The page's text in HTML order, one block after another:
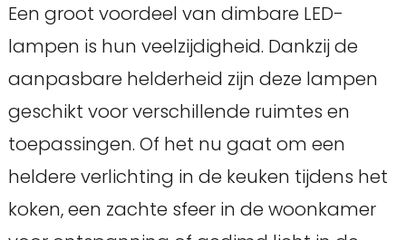
Een groot voordeel van dimbare LED-
lampen is hun veelzijdigheid. Dankzij de
aanpasbare helderheid zijn deze lampen
geschikt voor verschillende ruimtes en
toepassingen. Of het nu gaat om een
heldere verlichting in de keuken tijdens het
koken, een zachte sfeer in de woonkamer